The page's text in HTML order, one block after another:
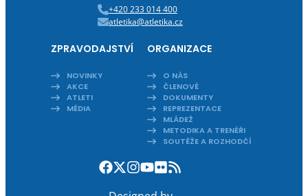
+420 233 014 400
atletika@atletika.cz
ZPRAVODAJSTVÍ
NOVINKY
AKCE
ATLETI
MÉDIA
ORGANIZACE
O NÁS
ČLENOVÉ
DOKUMENTY
REPREZENTACE
MLÁDEŽ
METODIKA A TRENÉŘI
SOUTĚŽE A ROZHODČÍ